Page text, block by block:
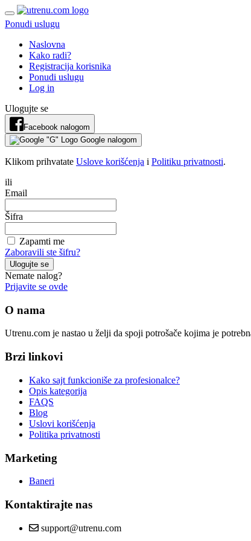
Ponudi uslugu
Naslovna
Kako radi?
Registracija korisnika
Ponudi uslugu
Log in
Ulogujte se
Facebook nalogom
Google nalogom
Klikom prihvatate Uslove korišćenja i Politiku privatnosti.
ili
Email
Šifra
Zapamti me
Zaboravili ste šifru?
Ulogujte se
Nemate nalog?
Prijavite se ovde
O nama
Utrenu.com je nastao u želji da spoji potrošače kojima je
Brzi linkovi
Kako sajt funkcioniše za profesionalce?
Opis kategorija
FAQS
Blog
Uslovi korišćenja
Politika privatnosti
Marketing
Baneri
Kontaktirajte nas
support@utrenu.com